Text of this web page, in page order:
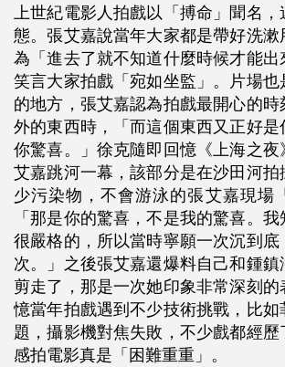
上世紀電影人拍戲以「搏命」聞名，
態。張艾嘉說當年大家都是帶好洗漱
為「進去了就不知道什麼時候才能
笑言大家拍戲「宛如坐監」。片場
的地方，張艾嘉認為拍戲最開心的時
外的東西時，「而這個東西又正好
你驚喜。」徐克隨即回憶《上海之
艾嘉跳河一幕，該部分是在沙田河
少污染物，不會游泳的張艾嘉現場
「那是你的驚喜，不是我的驚喜。
很嚴格的，所以當時寧願一次沉到
次。」之後張艾嘉還爆料自己和鍾
剪走了，那是一次她印象非常深刻的
憶當年拍戲遇到不少技術挑戰，比
題，攝影機對焦失敗，不少戲都經
感拍電影真是「困難重重」。